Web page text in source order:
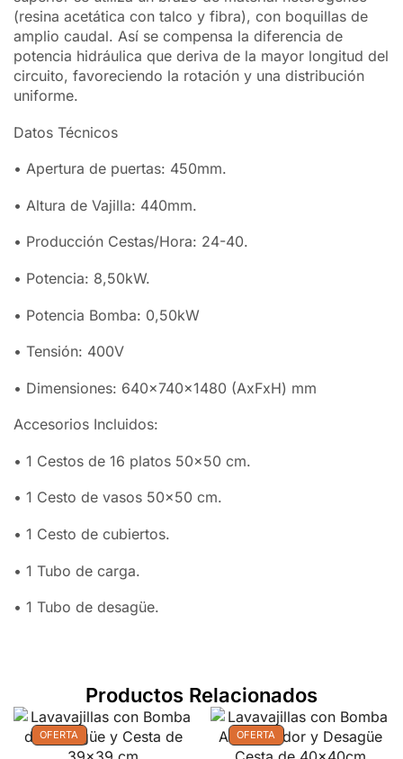
(resina acetática con talco y fibra), con boquillas de
amplio caudal. Así se compensa la diferencia de
potencia hidráulica que deriva de la mayor longitud del
circuito, favoreciendo la rotación y una distribución
uniforme.
Datos Técnicos
• Apertura de puertas: 450mm.
• Altura de Vajilla: 440mm.
• Producción Cestas/Hora: 24-40.
• Potencia: 8,50kW.
• Potencia Bomba: 0,50kW
• Tensión: 400V
• Dimensiones: 640x740x1480 (AxFxH) mm
Accesorios Incluidos:
• 1 Cestos de 16 platos 50×50 cm.
• 1 Cesto de vasos 50×50 cm.
• 1 Cesto de cubiertos.
• 1 Tubo de carga.
• 1 Tubo de desagüe.
Productos Relacionados
OFERTA OFERTA